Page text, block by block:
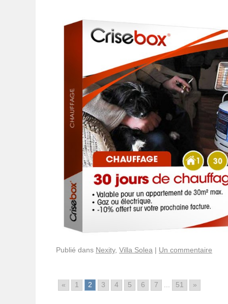
Publié dans Nexity, Villa Solea | Un commentaire
« 1 2 3 4 5 6 7 51 »